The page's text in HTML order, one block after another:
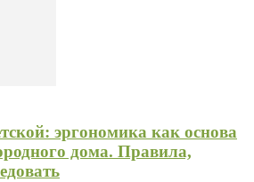
эргономика как основа
дома. Правила,